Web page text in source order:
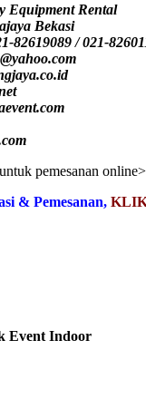
Equipment Rental
Bekasi
82619089 / 021-
pemesanan
& Pemesanan,
Event Indoor